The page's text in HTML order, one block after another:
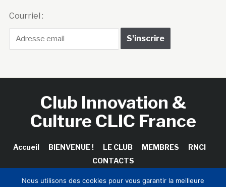
Courriel :
Club Innovation &
Culture CLIC France
Accueil BIENVENUE ! LE CLUB MEMBRES
RNCI
CONTACTS
Nous utilisons des cookies pour vous garantir la meilleure